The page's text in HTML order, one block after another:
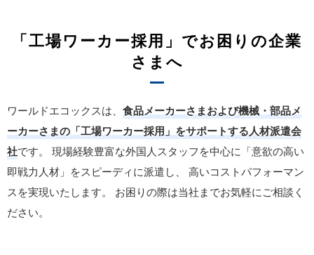
「工場ワーカー採用」でお困りの企業
さまへ
ワールドエコックスは、 食品メーカーさまおよび機械・部品メ
ーカーさまの「工場ワーカー採用」をサポートする人材派遣会
社です。
現場経験豊富な外国人スタッフを中心に「意欲の高い
即戦力人材」をスピーディに派遣し、
高いコストパフォーマン
スを実現いたします。
お困りの際は当社までお気軽にご相談く
ださい。